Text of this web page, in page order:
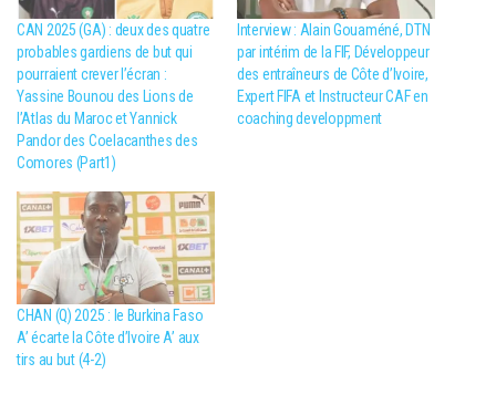
CAN 2025 (GA) : deux des quatre
probables gardiens de but qui
pourraient crever l’écran :
Yassine Bounou des Lions de
l’Atlas du Maroc et Yannick
Pandor des Coelacanthes des
Comores (Part1)
Interview : Alain Gouaméné, DTN
par intérim de la FIF, Développeur
des entraîneurs de Côte d’Ivoire,
Expert FIFA et Instructeur CAF en
coaching developpment
CHAN (Q) 2025 : le Burkina Faso
A’ écarte la Côte d’Ivoire A’ aux
tirs au but (4-2)